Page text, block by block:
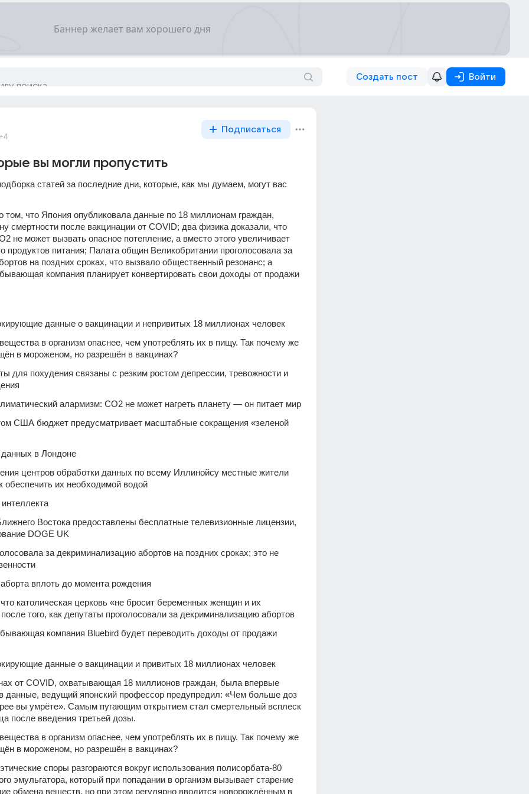
Создать пост Войти
Подписаться
вы могли пропустить
статей за последние дни, которые, как мы думаем, могут вас
том, что Япония опубликовала данные по 18 миллионам граждан,
смертности после вакцинации от COVID; два физика доказали, что
не может вызвать опасное потепление, а вместо этого увеличивает
продуктов питания; Палата общин Великобритании проголосовала за
на поздних сроках, что вызвало общественный резонанс; а
компания планирует конвертировать свои доходы от продажи
данные о вакцинации и непривитых 18 миллионах человек
в организм опаснее, чем употреблять их в пищу. Так почему же
в мороженом, но разрешён в вакцинах?
для похудения связаны с резким ростом депрессии, тревожности и
алармизм: CO2 не может нагреть планету — он питает мир
США бюджет предусматривает масштабные сокращения «зеленой
в Лондоне
центров обработки данных по всему Иллинойсу местные жители
обеспечить их необходимой водой
Востока предоставлены бесплатные телевизионные лицензии,
DOGE UK
за декриминализацию абортов на поздних сроках; это не
вплоть до момента рождения
католическая церковь «не бросит беременных женщин и их
того, как депутаты проголосовали за декриминализацию абортов
компания Bluebird будет переводить доходы от продажи
данные о вакцинации и привитых 18 миллионах человек
от COVID, охватывающая 18 миллионов граждан, была впервые
данные, ведущий японский профессор предупредил: «Чем больше доз
вы умрёте». Самым пугающим открытием стал смертельный всплеск
после введения третьей дозы.
в организм опаснее, чем употреблять их в пищу. Так почему же
в мороженом, но разрешён в вакцинах?
споры разгораются вокруг использования полисорбата-80
эмульгатора, который при попадании в организм вызывает старение
обмена веществ, но при этом регулярно вводится новорождённым в